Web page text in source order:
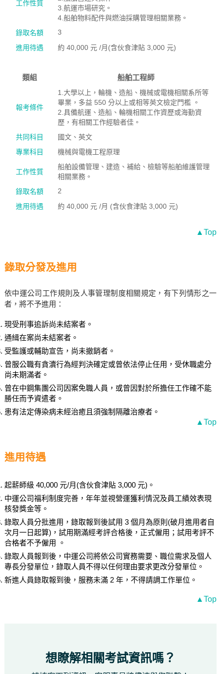
工作性質
3.航運市場研究。
4.船舶物料配件與燃油採購管理相關業務。
錄取名額
3
進用待遇
約 40,000 元 /月(含伙食津貼 3,000 元)
類組 船舶工程師
報考條件
1.大學以上，輪機、造船、機械或電機相關系所等
畢業，多益 550 分以上或相等英文檢定門檻 。
2.具備航運、造船、輪機相關工作資歷或海勤資
歷，有相關工作經驗者佳。
共同科目
國文、英文
專業科目
機械與電機工程原理
工作性質
船舶設備管理、建造、補給、檢驗等船舶維護管理
相關業務。
錄取名額
2
進用待遇
約 40,000 元 /月 (含伙食津貼 3,000 元)
▲Top
錄取分發及進用
依中運公司工作規則及人事管理制度相關規定，有下列情形之一
者，將不予進用：
現受刑事追訴尚未結案者。
通緝在案尚未結案者。
受監護或輔助宣告，尚未撤銷者。
曾服公職有貪瀆行為經判決確定或曾依法停止任用，受休職處分
尚未期滿者。
曾在中鋼集團公司因案免職人員，或曾因對於所擔任工作確不能
勝任而予資遣者。
患有法定傳染病未經治癒且須強制隔離治療者。
▲Top
進用待遇
起薪師級 40,000 元/月(含伙食津貼 3,000 元)。
中運公司福利制度完善，年年並視營運獲利情況及員工績效表現
核發獎金等。
錄取人員分批進用，錄取報到後試用 3 個月為原則(破月進用者自
次月一日起算)，試用期滿經考評合格後，正式僱用；試用考評不
合格者不予僱用 。
錄取人員報到後，中運公司將依公司實務需要、職位需求及個人
專長分發單位，錄取人員不得以任何理由要求更改分發單位。
新進人員錄取報到後，服務未滿 2 年，不得請調工作單位。
▲Top
想瞭解相關考試資訊嗎？